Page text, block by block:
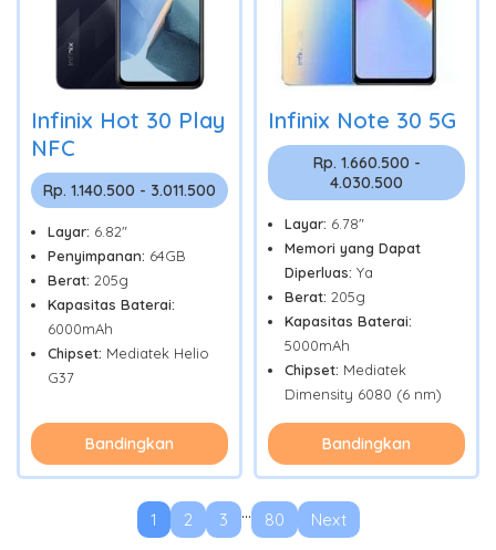
Infinix Hot 30 Play
NFC
Rp. 1.140.500 - 3.011.500
Layar: 6.82"
Penyimpanan: 64GB
Berat: 205g
Kapasitas Baterai:
6000mAh
Chipset: Mediatek Helio
G37
Bandingkan
Infinix Note 30 5G
Rp. 1.660.500 -
4.030.500
Layar: 6.78"
Memori yang Dapat
Diperluas: Ya
Berat: 205g
Kapasitas Baterai:
5000mAh
Chipset: Mediatek
Dimensity 6080 (6 nm)
Bandingkan
1 2 3 ... 80 Next